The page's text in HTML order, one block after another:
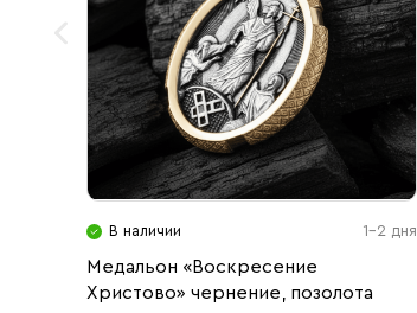
В наличии 1-2 дня
Медальон «Воскресение
Христово» чернение, позолота